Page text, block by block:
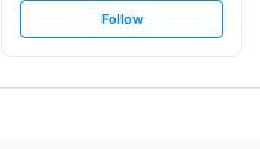
s
l
Follow